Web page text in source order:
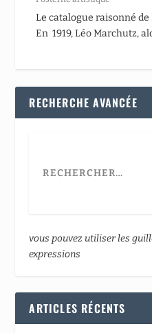
Le catalogue raisonné
En 1919, Léo Marchutz,
RECHERCHE AVANCÉE
vous pouvez utiliser les
expressions
ARTICLES RÉCENTS